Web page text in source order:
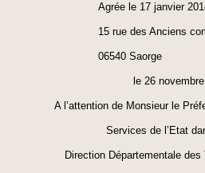
Agrée le 17 janvier
15 rue des Anciens
06540 Saorge
le 26
A l’attention de Monsieur le
Services de l’Etat
Direction Départementale